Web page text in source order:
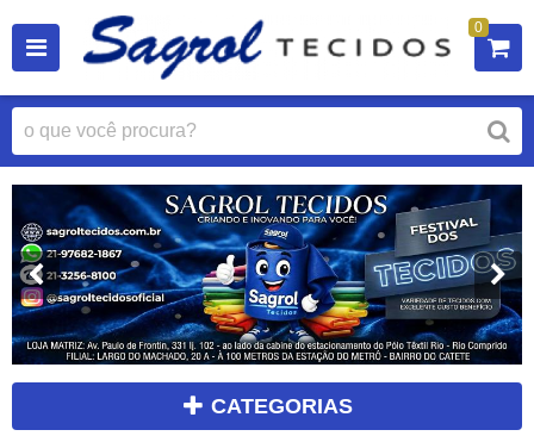
0
CATEGORIAS